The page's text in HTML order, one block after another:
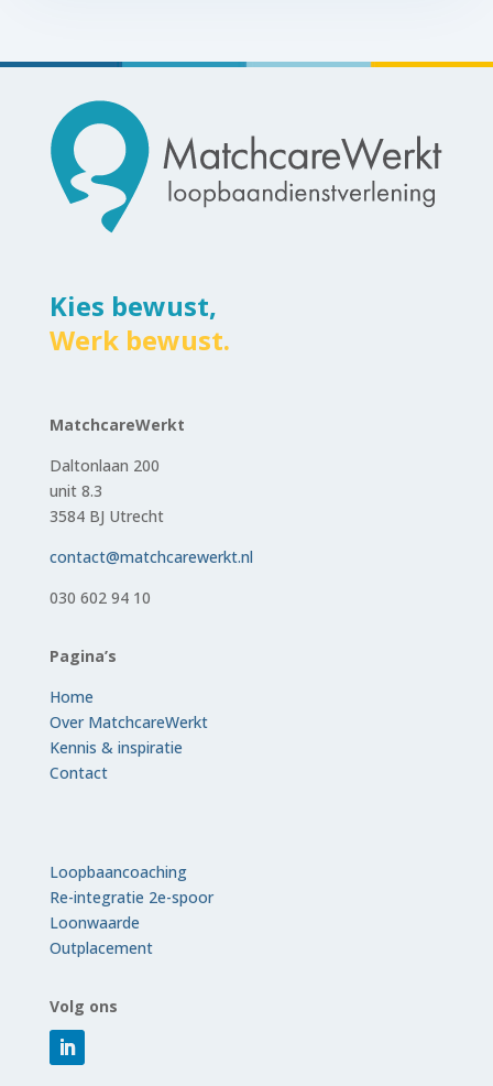
Kies bewust,
Werk bewust.
MatchcareWerkt
Daltonlaan 200
unit 8.3
3584 BJ Utrecht
contact@matchcarewerkt.nl
030 602 94 10
Pagina’s
Home
Over MatchcareWerkt
Kennis & inspiratie
Contact
Loopbaancoaching
Re-integratie 2e-spoor
Loonwaarde
Outplacement
Volg ons